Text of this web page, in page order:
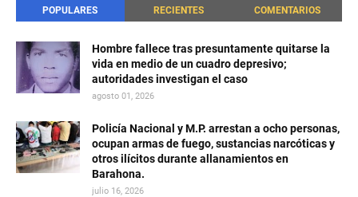
POPULARES RECIENTES COMENTARIOS
Hombre fallece tras presuntamente quitarse la
vida en medio de un cuadro depresivo;
autoridades investigan el caso
agosto 01, 2026
Policía Nacional y M.P. arrestan a ocho personas,
ocupan armas de fuego, sustancias narcóticas y
otros ilícitos durante allanamientos en
Barahona.
julio 16, 2026